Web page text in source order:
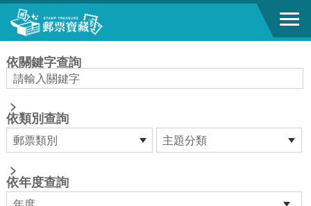
跳到主要內容區塊
依關鍵字查詢
>
依類別查詢
>
依年度查詢